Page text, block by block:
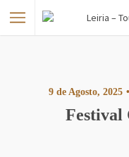
9 de Agosto, 2025
Festival